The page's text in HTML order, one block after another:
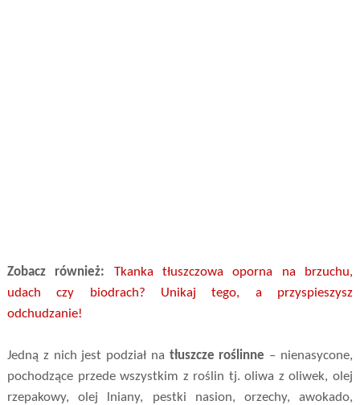
Zobacz również: Tkanka tłuszczowa oporna na brzuchu,
udach czy biodrach? Unikaj tego, a przyspieszysz
odchudzanie!
Jedną z nich jest podział na tłuszcze roślinne – nienasycone,
pochodzące przede wszystkim z roślin tj. oliwa z oliwek, olej
rzepakowy, olej lniany, pestki nasion, orzechy, awokado,